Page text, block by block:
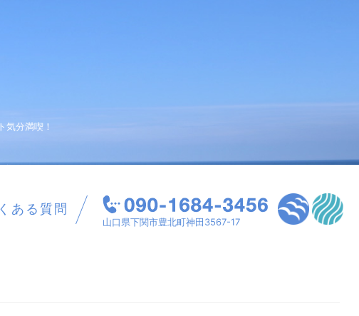
分満喫！
ある質問
山口県下関市豊北町神田3567-17